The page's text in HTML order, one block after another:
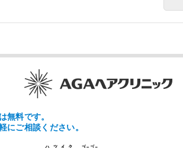
無料です。
にご相談ください。